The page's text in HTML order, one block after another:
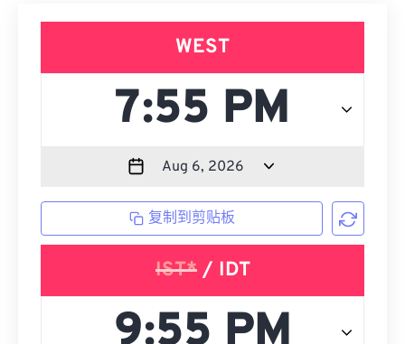
WEST
复制到剪贴板
IST*/ IDT